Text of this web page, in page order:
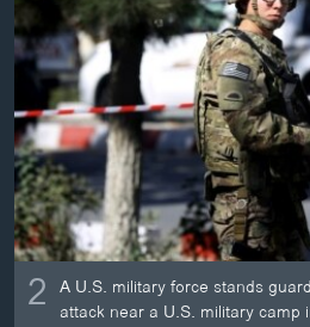
ພາສາຕ່າງໆ
2 A U.S. military force stands
attack near a U.S. military camp